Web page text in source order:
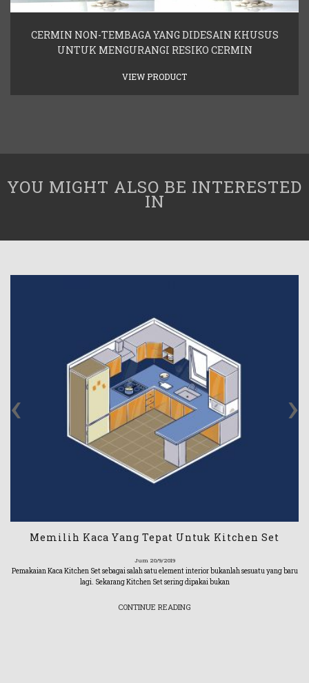
CERMIN NON-TEMBAGA YANG DIDESAIN KHUSUS
UNTUK MENGURANGI RESIKO CERMIN
VIEW PRODUCT
YOU MIGHT ALSO BE INTERESTED
IN
Memilih Kaca Yang Tepat Untuk Kitchen Set
Jum 20/9/2019
Pemakaian Kaca Kitchen Set sebagai salah satu element interior bukanlah sesuatu yang baru
lagi. Sekarang Kitchen Set sering dipakai bukan
CONTINUE READING
‹ ›